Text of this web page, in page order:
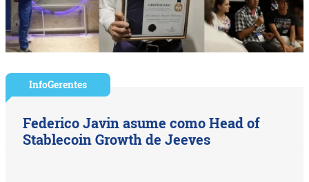
InfoGerentes
Federico Javin asume como Head of
Stablecoin Growth de Jeeves